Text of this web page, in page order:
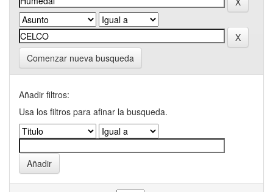
Comenzar nueva busqueda
Añadir filtros:
Usa los filtros para afinar la busqueda.